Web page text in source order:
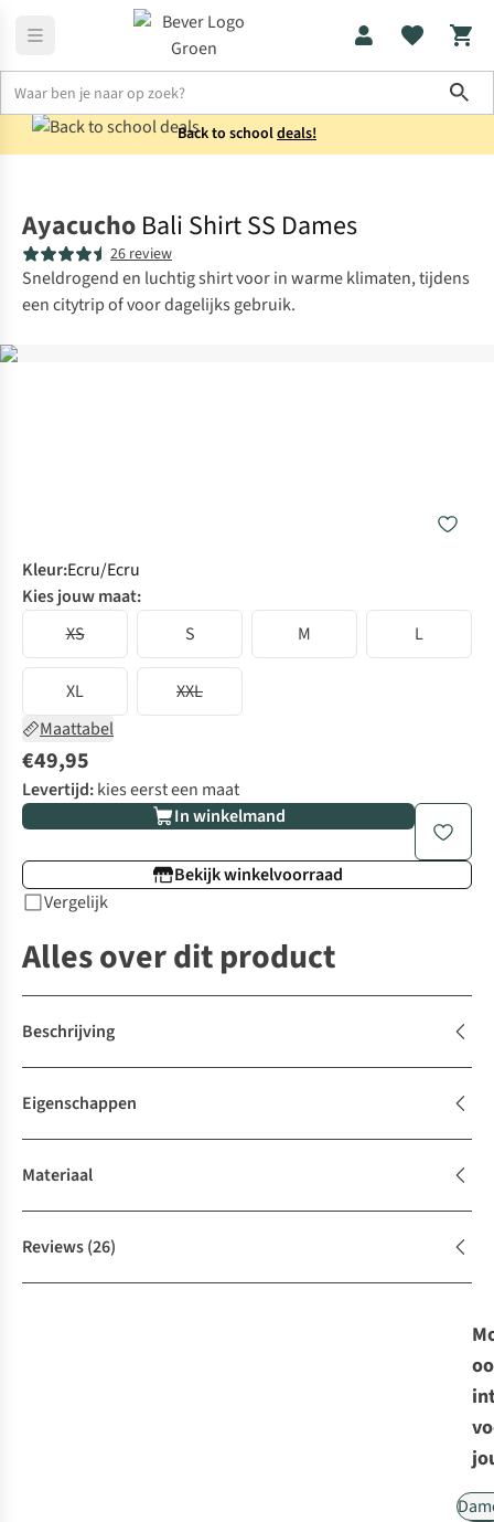
Back to schooldeals!
Ayacucho Bali Shirt SS Dames
26 review
Sneldrogend en luchtig shirt voor in warme klimaten, tijdens
een citytrip of voor dagelijks gebruik.
Kleur:Ecru/Ecru
Kies jouw maat:
XS
S M L
XL
XXL
Maattabel
€49,95
Levertijd:kies eerst een maat
In winkelmand
Bekijk winkelvoorraad
Vergelijk
Alles over dit product
Beschrijving
Eigenschappen
Materiaal
Reviews(26)